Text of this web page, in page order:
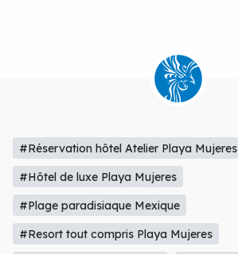
#Réservation hôtel Atelier Playa Mujeres
#Hôtel de luxe Playa Mujeres
#Plage paradisiaque Mexique
#Resort tout compris Playa Mujeres